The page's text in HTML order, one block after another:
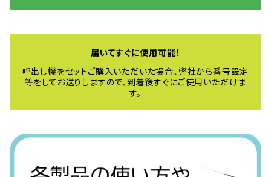
届いてすぐに使用可能！
呼出し機をセットご購入いただいた場合、弊社から番号設定
等をしてお送りしますので、到着後すぐにご使用いただけま
す。